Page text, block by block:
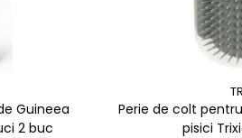
Guineea
2 buc
Perie de colt